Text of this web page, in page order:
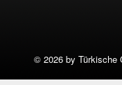
© 2026 by Türkische